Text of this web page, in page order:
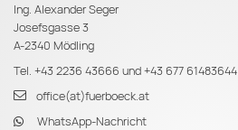
Ing. Alexander Seger
Josefsgasse 3
A-2340 Mödling
Tel. +43 2236 43666 und+43 677 61483644
office(at)fuerboeck.at
WhatsApp-Nachricht